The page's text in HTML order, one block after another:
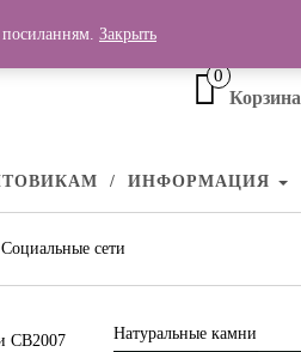
0
Корзина
ИНФОРМАЦИЯ
Социальные сети
СВ2007 Натуральные камни
посиланням. Закрыть